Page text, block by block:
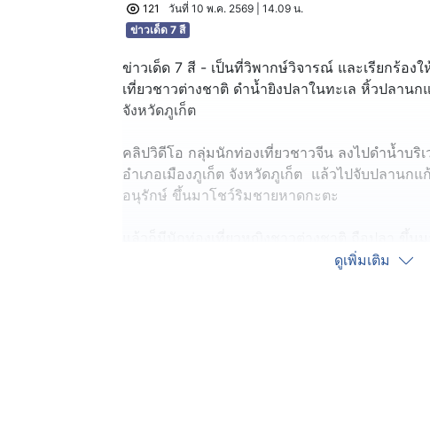
121
วันที่ 10 พ.ค. 2569 | 14.09 น.
ข่าวเด็ด 7 สี
ข่าวเด็ด 7 สี - เป็นที่วิพากษ์วิจารณ์ และเรียกร้อง
เที่ยวชาวต่างชาติ ดำน้ำยิงปลาในทะเล หิ้วปลาน
จังหวัดภูเก็ต
คลิปวิดีโอ กลุ่มนักท่องเที่ยวชาวจีน ลงไปดำน้ำบ
อำเภอเมืองภูเก็ต จังหวัดภูเก็ต แล้วไปจับปลานก
อนุรักษ์ ขึ้นมาโชว์ริมชายหาดกะตะ
ถ่ายรูป กับปลานกแก้วที่ถูกจับขึ้นมาจากท้องทะเล
ดูเพิ่มเติม